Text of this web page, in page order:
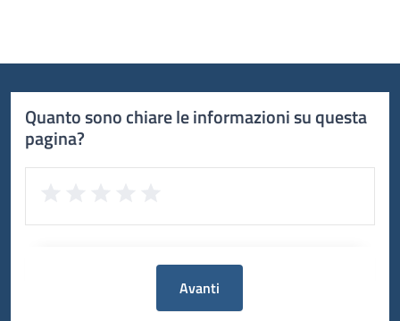
Quanto sono chiare le informazioni su questa
pagina?
Avanti